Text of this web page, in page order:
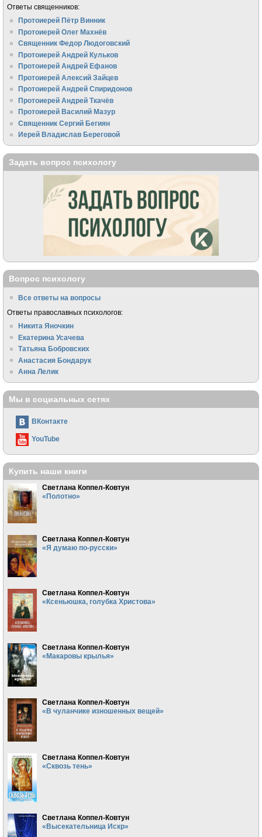
Ответы священников:
Протоиерей Пётр Винник
Протоиерей Олег Махнёв
Священник Федор Людоговский
Протоиерей Андрей Кульков
Протоиерей Андрей Ефанов
Протоиерей Алексий Зайцев
Протоиерей Андрей Спиридонов
Протоиерей Андрей Ткачёв
Протоиерей Василий Мазур
Священник Сергий Бегиян
Иерей Владислав Береговой
Задать вопрос психологу
Вопрос психологу
Все ответы на вопросы
Ответы православных психологов:
Никита Яночкин
Екатерина Усачева
Татьяна Бобровских
Анастасия Бондарук
Анна Лелик
Мы в социальных сетях
ВКонтакте
YouTube
Купить наши книги
Светлана Коппел-Ковтун
«Полотно»
Светлана Коппел-Ковтун
«Я думаю по-русски»
Светлана Коппел-Ковтун
«Ксеньюшка, голубка Христова»
Светлана Коппел-Ковтун
«Макаровы крылья»
Светлана Коппел-Ковтун
«В чуланчике изношенных вещей»
Светлана Коппел-Ковтун
«Сквозь тень»
Светлана Коппел-Ковтун
«Высекательница Искр»